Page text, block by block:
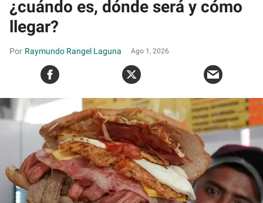
¿cuándo es, dónde será y cómo
llegar?
Raymundo Rangel Laguna Ago 1, 2026